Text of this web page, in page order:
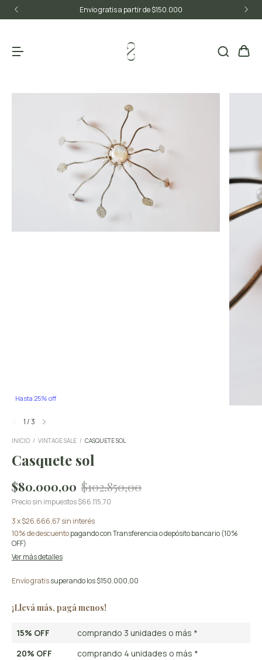
Envio gratis a partir de $150.000
Hasta 25% off
1/3
INICIO / VINTAGE SALE / CASQUETE SOL
Casquete sol
$80.000,00 $102.850,00
Precio sin impuestos$66.115,70
3x$26.666,67 sin interés
10% de descuentopagando con Transferencia o depósito bancario (10%
OFF)
Ver más detalles
Envío gratissuperando los$150.000,00
¡Llevá más, pagá menos!
15% OFF
comprando 3 unidades o más *
20% OFF
comprando 4 unidades o más *